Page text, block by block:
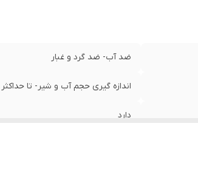
ضد آب- ضد گرد و غبار
اندازه گیری حجم آب و شیر- تا حداکثر وزن 10 کیلو- قابل اتصال به موبایل- خاموش
دارد